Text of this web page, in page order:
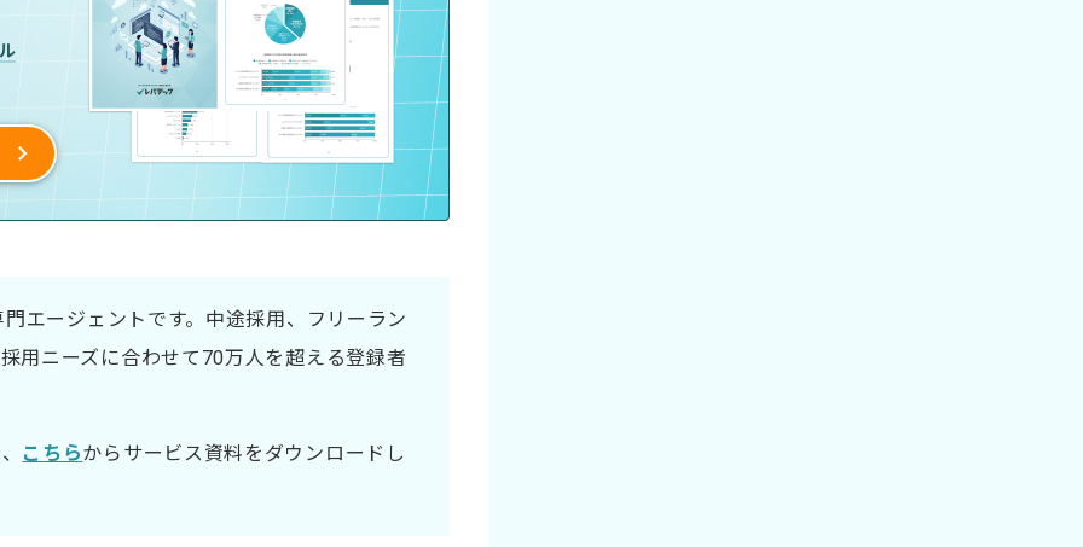
エージェントです。中途採用、フリーラン
用ニーズに合わせて70万人を超える登録者
こちらからサービス資料をダウンロードし